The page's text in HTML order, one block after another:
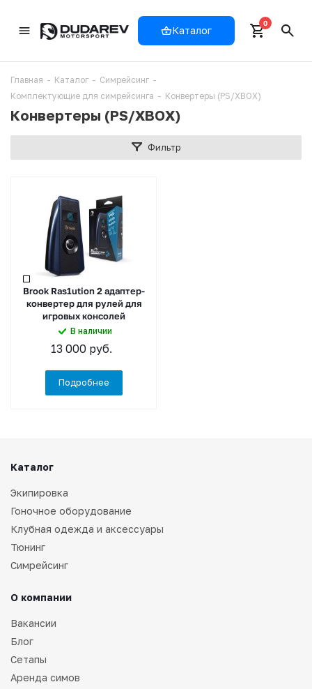
Каталог
0
Главная - Каталог - Симрейсинг -
Комплектующие для симрейсинга - Конвертеры (PS/XBOX)
Конвертеры (PS/XBOX)
Фильтр
Brook Ras1ution 2 адаптер-
конвертер для рулей для
игровых консолей
В наличии
13 000 руб.
Подробнее
Каталог
Экипировка
Гоночное оборудование
Клубная одежда и аксессуары
Тюнинг
Симрейсинг
О компании
Вакансии
Блог
Сетапы
Аренда симов